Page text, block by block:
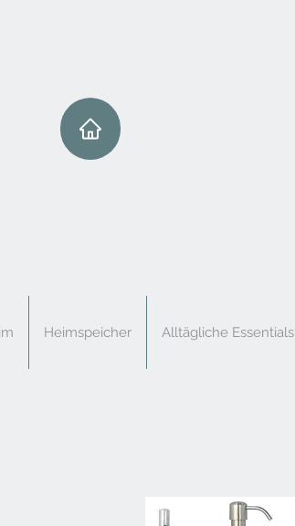
Heimspeicher Alltägliche Essentials